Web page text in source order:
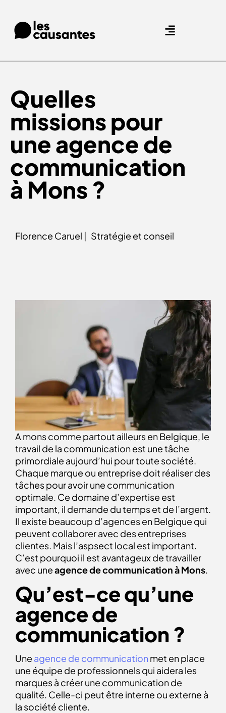
Quelles
missions pour
une agence de
communication
à Mons ?
Florence Caruel | Stratégie et conseil
A mons comme partout ailleurs en Belgique, le
travail de la communication est une tâche
primordiale aujourd’hui pour toute société.
Chaque marque ou entreprise doit réaliser des
tâches pour avoir une communication
optimale. Ce domaine d’expertise est
important, il demande du temps et de l’argent.
Il existe beaucoup d’agences en Belgique qui
peuvent collaborer avec des entreprises
clientes. Mais l’aspsect local est important.
C’est pourquoi il est avantageux de travailler
avec uneagence de communication à Mons.
Qu’est-ce qu’une
agence de
communication ?
Une agence de communication met en place
une équipe de professionnels qui aidera les
marques à créer une communication de
qualité. Celle-ci peut être interne ou externe à
la société cliente.